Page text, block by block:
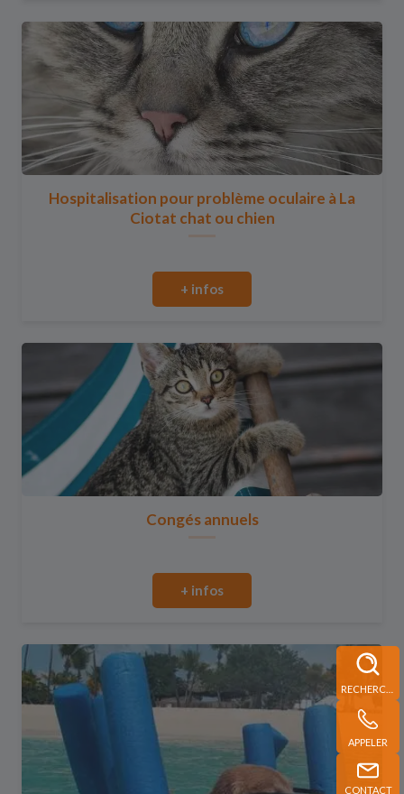
APPELER
CONTACT
Hospitalisation pour problème oculaire à La
Ciotat chat ou chien
+ infos
Congés annuels
+ infos